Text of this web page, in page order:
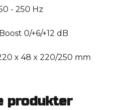
- 250 Hz
0/+6/+12 dB
x 48 x 220/250 mm
produkter